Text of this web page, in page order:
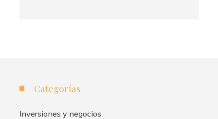
Categorías
Inversiones y negocios